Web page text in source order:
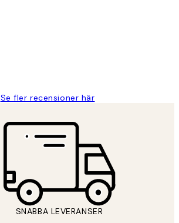
Se fler recensioner här
SNABBA LEVERANSER